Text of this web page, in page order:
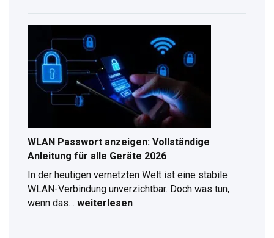
Kompletter
Ratgeber
für
digitalen
Radioempfang
WLAN Passwort anzeigen: Vollständige
Anleitung für alle Geräte 2026
In der heutigen vernetzten Welt ist eine stabile
WLAN-Verbindung unverzichtbar. Doch was tun,
wenn das… weiterlesen